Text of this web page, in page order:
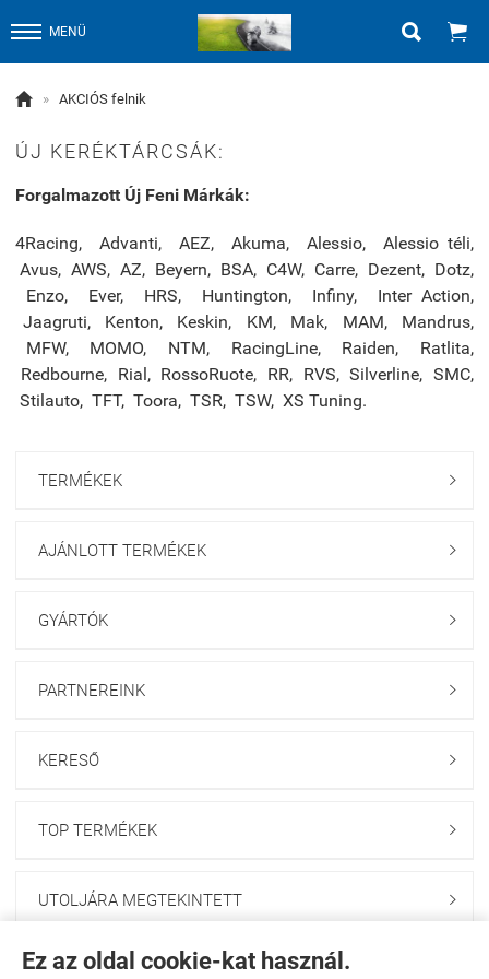
Ez az oldal cookie-kat használ.
MENÜ  
 » AKCIÓS felnik
ÚJ KERÉKTÁRCSÁK:
Forgalmazott Új Feni Márkák:
4Racing, Advanti, AEZ, Akuma, Alessio, Alessio téli,
Avus, AWS, AZ, Beyern, BSA, C4W, Carre, Dezent, Dotz,
Enzo, Ever, HRS, Huntington, Infiny, Inter Action,
Jaagruti, Kenton, Keskin, KM, Mak, MAM, Mandrus,
MFW, MOMO, NTM, RacingLine, Raiden, Ratlita,
Redbourne, Rial, RossoRuote, RR, RVS, Silverline, SMC,
Stilauto, TFT, Toora, TSR, TSW, XS Tuning.
TERMÉKEK 
AJÁNLOTT TERMÉKEK 
GYÁRTÓK 
PARTNEREINK 
KERESŐ 
TOP TERMÉKEK 
UTOLJÁRA MEGTEKINTETT 
HÍRLEVÉL FELIRATKOZÁS